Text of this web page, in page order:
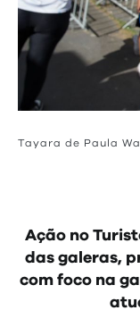
Tayara de Paula
Ação no
das galeras,
com foco na